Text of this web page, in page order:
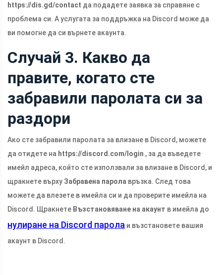
https://dis.gd/contact да подадете заявка за справяне с
проблема си. А услугата за поддръжка на Discord може да
ви помогне да си върнете акаунта.
Случай 3. Какво да
правите, когато сте
забравили паролата си за
раздори
Ако сте забравили паролата за влизане в Discord, можете
да отидете на https://discord.com/login , за да въведете
имейл адреса, който сте използвали за влизане в Discord, и
щракнете върху Забравена парола връзка. След това
можете да влезете в имейла си и да проверите имейла на
Discord. Щракнете Възстановяване на акаунт в имейла до
нулиране на Discord парола и възстановете вашия
акаунт в Discord.